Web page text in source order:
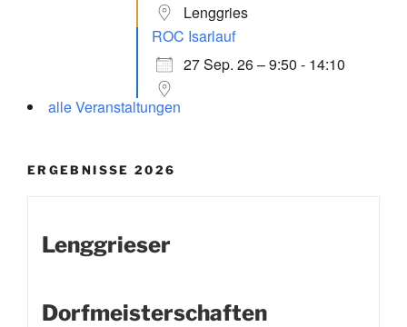
Lenggries
ROC Isarlauf
27 Sep. 26 – 9:50 - 14:10
alle Veranstaltungen
ERGEBNISSE 2026
Lenggrieser
Dorfmeisterschaften